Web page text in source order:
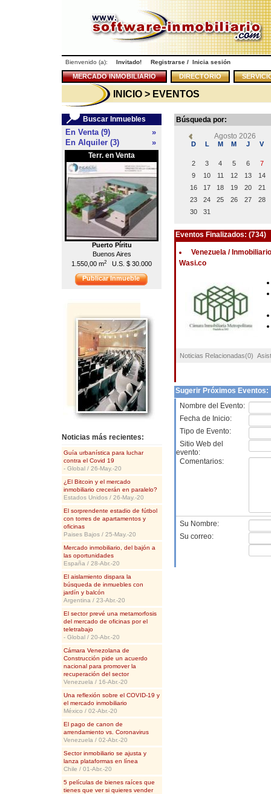
Bienvenido (a): Invitado! Registrarse / Inicia sesión
MERCADO INMOBILIARIO DIRECTORIO
INICIO > EVENTOS
Buscar Inmuebles
En Venta (9)
»
En Alquiler (3)
»
Terr. en Venta
Puerto Píritu
Buenos Aires
1.550,00 m2 U.S. $ 30.000
Chacao
55,00 m 2 U.S. $ 176.000
Publicar Inmueble
Noticias más recientes:
Guía urbanística para luchar
contra el Covid 19
- Global / 26-May.-20
¿El Bitcoin y el mercado
inmobiliario crecerán en paralelo?
Estados Unidos / 26-May.-20
El sorprendente estadio de fútbol
con torres de apartamentos y
oficinas
Paises Bajos / 25-May.-20
Mercado inmobiliario, del bajón a
las oportunidades
España / 28-Abr.-20
El aislamiento dispara la
búsqueda de inmuebles con
jardín y balcón
Argentina / 23-Abr.-20
El sector prevé una metamorfosis
del mercado de oficinas por el
teletrabajo
- Global / 20-Abr.-20
Cámara Venezolana de
Construcción pide un acuerdo
nacional para promover la
recuperación del sector
Venezuela / 16-Abr.-20
Una reflexión sobre el COVID-19 y
el mercado inmobiliario
México / 02-Abr.-20
El pago de canon de
arrendamiento vs. Coronavirus
Venezuela / 02-Abr.-20
Sector inmobiliario se ajusta y
lanza plataformas en línea
Chile / 01-Abr.-20
5 películas de bienes raíces que
tienes que ver si quieres vender
Búsqueda por:
Agosto 2026
D L M M J V
2 3 4 5 6
7
9
10 11 12 13
14
16
17 18 19 20
21
23
24 25 26 27
28
30
31
Eventos Finalizados: (734)
Venezuela /
Wasi.co
Noticias Relacionadas(0)
Sugerir Próximos Eventos:
Nombre del Evento:
Fecha de Inicio:
Tipo de Evento:
Sitio Web del
evento:
Comentarios:
Su Nombre:
Su correo: